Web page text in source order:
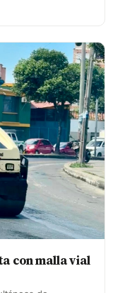
con malla vial